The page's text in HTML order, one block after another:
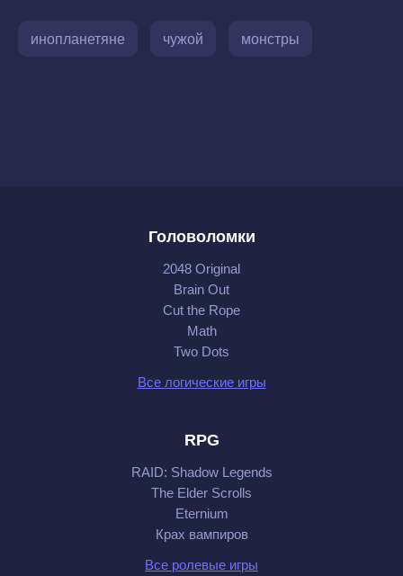
инопланетяне чужой монстры
Головоломки
2048 Original
Brain Out
Cut the Rope
Math
Two Dots
Все логические игры
RPG
RAID: Shadow Legends
The Elder Scrolls
Eternium
Крах вампиров
Все ролевые игры